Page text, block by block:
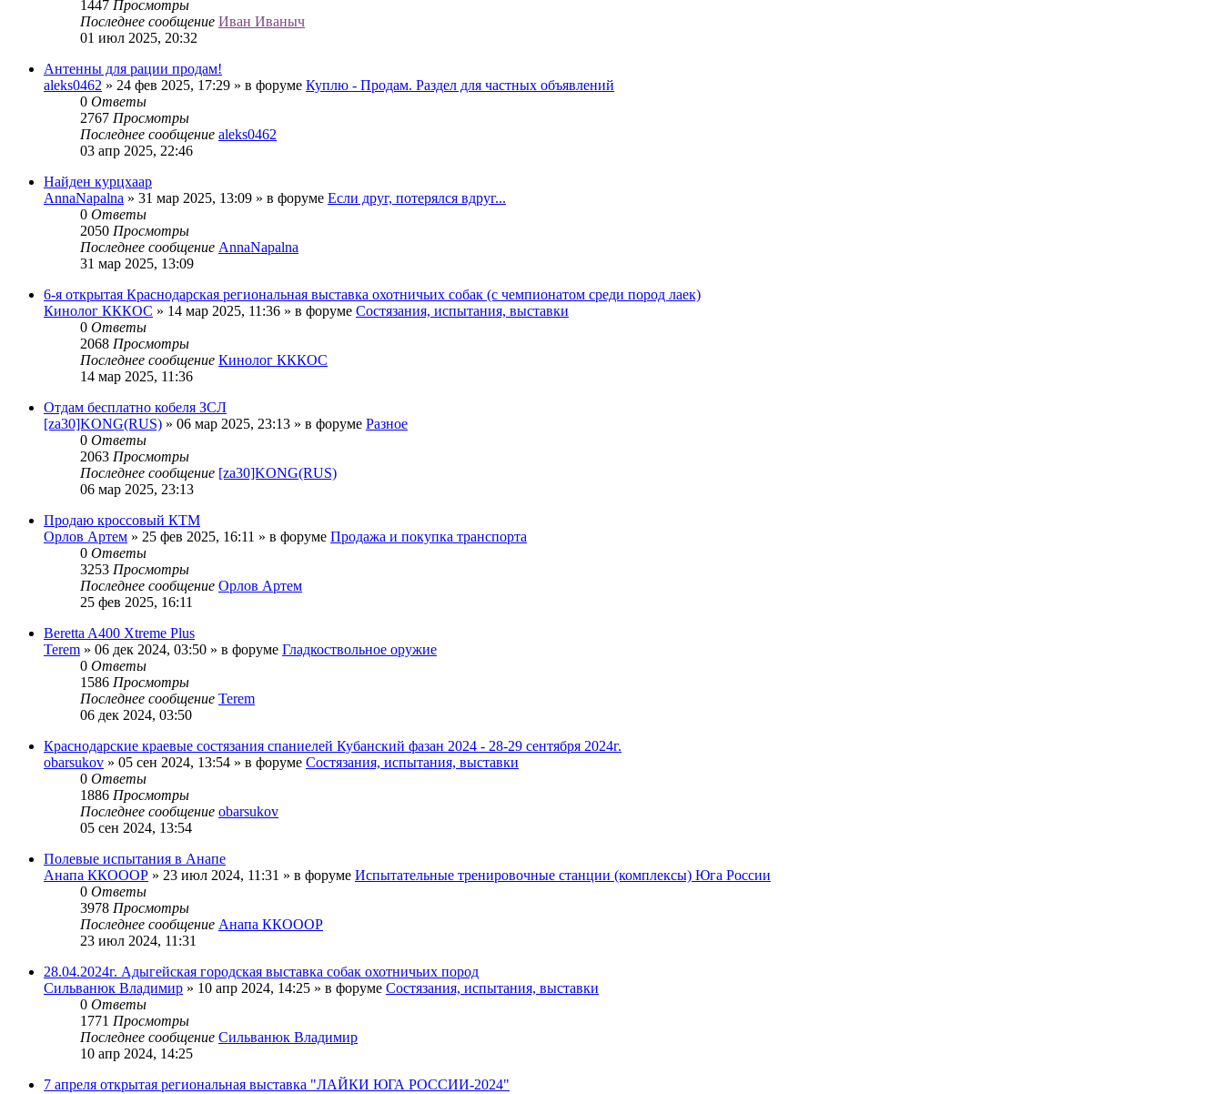
1447 Просмотры
Последнее сообщение Иван Иваныч
01 июл 2025, 20:32
Антенны для рации продам!
aleks0462 » 24 фев 2025, 17:29 » в форуме Куплю - Продам. Раздел для частных объявлений
0 Ответы
2767 Просмотры
Последнее сообщение aleks0462
03 апр 2025, 22:46
Найден курцхаар
AnnaNapalna » 31 мар 2025, 13:09 » в форуме Если друг, потерялся вдруг...
0 Ответы
2050 Просмотры
Последнее сообщение AnnaNapalna
31 мар 2025, 13:09
6-я открытая Краснодарская региональная выставка охотничьих собак (с чемпионатом среди пород лаек)
Кинолог КККОС » 14 мар 2025, 11:36 » в форуме Состязания, испытания, выставки
0 Ответы
2068 Просмотры
Последнее сообщение Кинолог КККОС
14 мар 2025, 11:36
Отдам бесплатно кобеля ЗСЛ
[za30]KONG(RUS) » 06 мар 2025, 23:13 » в форуме Разное
0 Ответы
2063 Просмотры
Последнее сообщение [za30]KONG(RUS)
06 мар 2025, 23:13
Продаю кроссовый КТМ
Орлов Артем » 25 фев 2025, 16:11 » в форуме Продажа и покупка транспорта
0 Ответы
3253 Просмотры
Последнее сообщение Орлов Артем
25 фев 2025, 16:11
Beretta A400 Xtreme Plus
Terem » 06 дек 2024, 03:50 » в форуме Гладкоствольное оружие
0 Ответы
1586 Просмотры
Последнее сообщение Terem
06 дек 2024, 03:50
Краснодарские краевые состязания спаниелей Кубанский фазан 2024 - 28-29 сентября 2024г.
obarsukov » 05 сен 2024, 13:54 » в форуме Состязания, испытания, выставки
0 Ответы
1886 Просмотры
Последнее сообщение obarsukov
05 сен 2024, 13:54
Полевые испытания в Анапе
Анапа ККОООР » 23 июл 2024, 11:31 » в форуме Испытательные тренировочные станции (комплексы) Юга России
0 Ответы
3978 Просмотры
Последнее сообщение Анапа ККОООР
23 июл 2024, 11:31
28.04.2024г. Адыгейская городская выставка собак охотничьих пород
Сильванюк Владимир » 10 апр 2024, 14:25 » в форуме Состязания, испытания, выставки
0 Ответы
1771 Просмотры
Последнее сообщение Сильванюк Владимир
10 апр 2024, 14:25
7 апреля открытая региональная выставка "ЛАЙКИ ЮГА РОССИИ-2024"